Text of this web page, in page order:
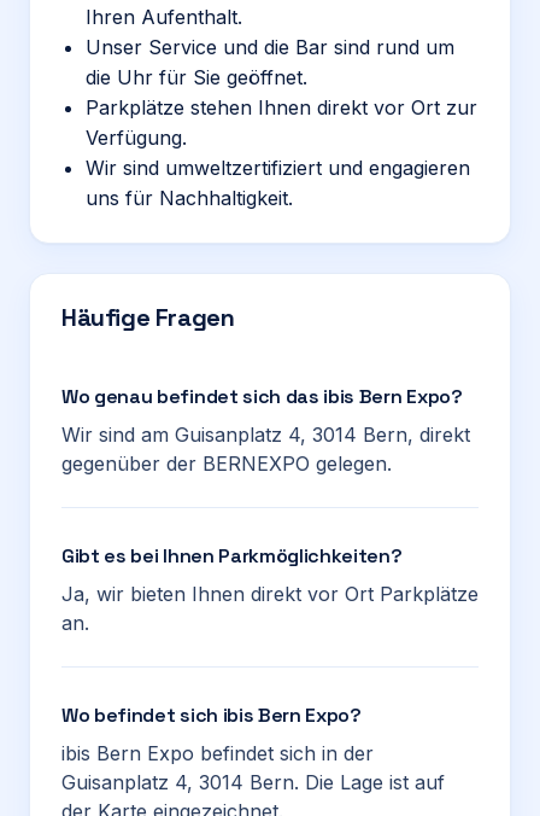
Ihren Aufenthalt.
Unser Service und die Bar sind rund um
die Uhr für Sie geöffnet.
Parkplätze stehen Ihnen direkt vor Ort zur
Verfügung.
Wir sind umweltzertifiziert und engagieren
uns für Nachhaltigkeit.
Häufige Fragen
Wo genau befindet sich das ibis Bern Expo?
Wir sind am Guisanplatz 4, 3014 Bern, direkt
gegenüber der BERNEXPO gelegen.
Gibt es bei Ihnen Parkmöglichkeiten?
Ja, wir bieten Ihnen direkt vor Ort Parkplätze
an.
Wo befindet sich ibis Bern Expo?
ibis Bern Expo befindet sich in der
Guisanplatz 4, 3014 Bern. Die Lage ist auf
der Karte eingezeichnet.